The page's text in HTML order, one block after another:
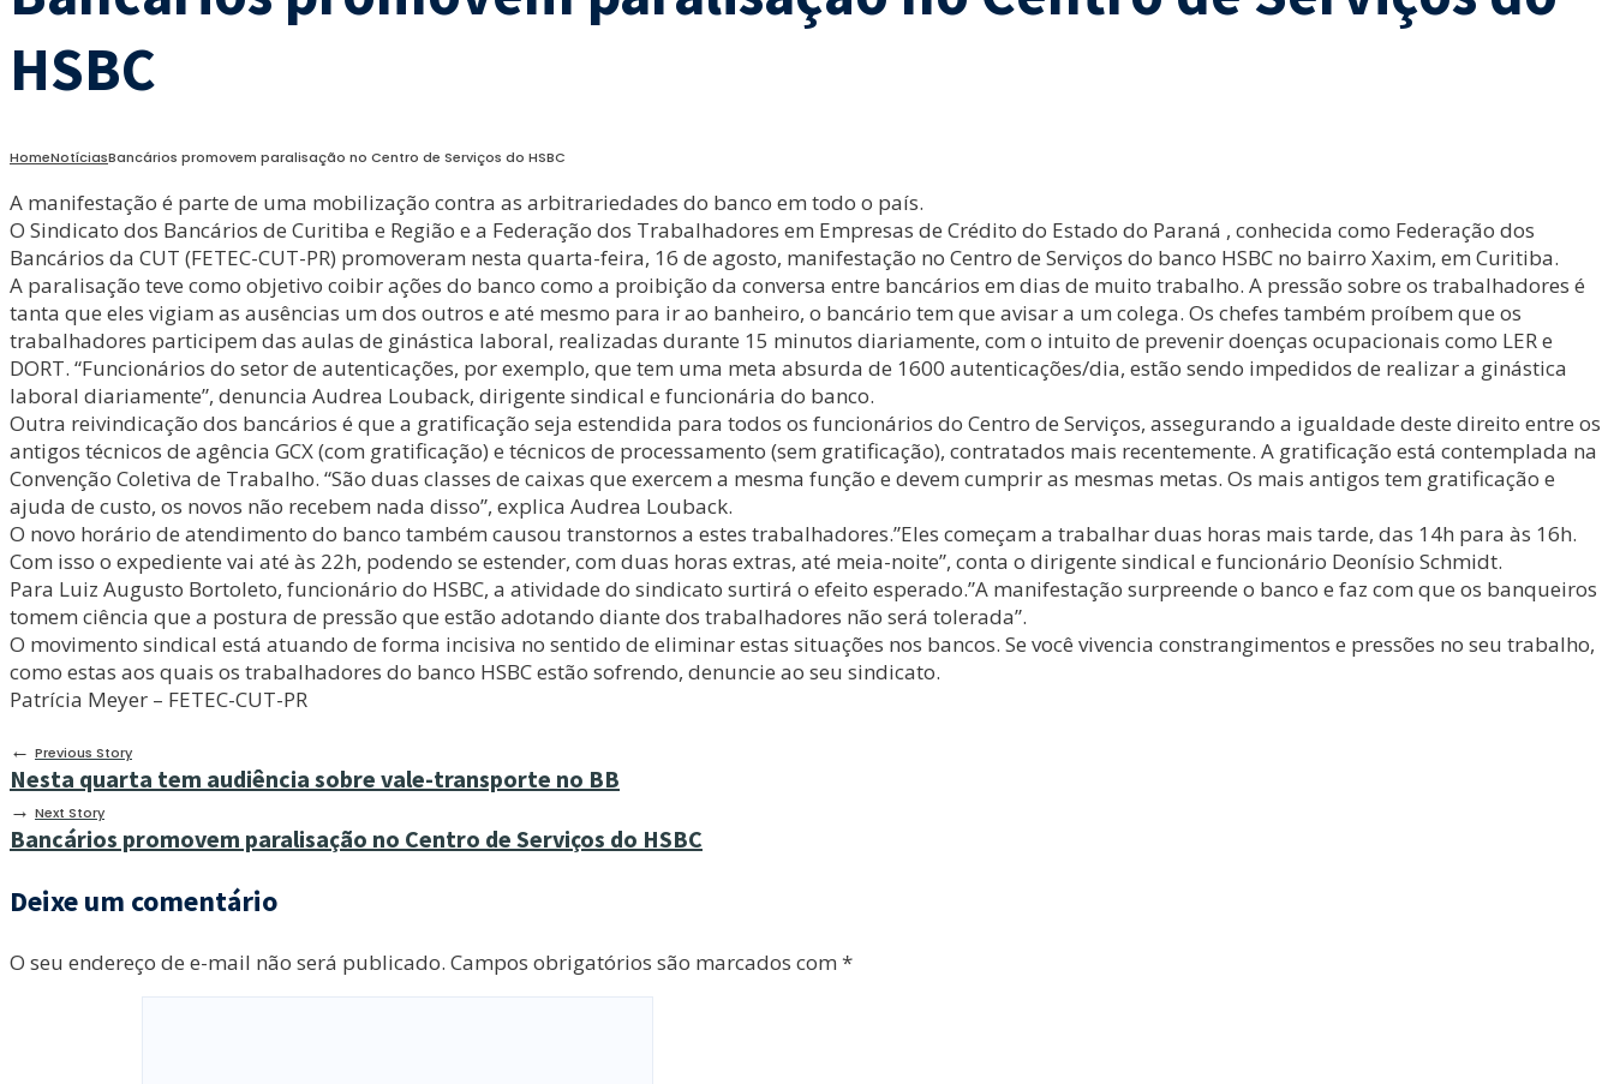
HSBC
HomeNotíciasBancários promovem paralisação no Centro de Serviços do HSBC
A manifestação é parte de uma mobilização contra as arbitrariedades do banco em todo o país.
O Sindicato dos Bancários de Curitiba e Região e a Federação dos Trabalhadores em Empresas de Crédito do Estado do Paraná , conhecida como Federação dos
Bancários da CUT (FETEC-CUT-PR) promoveram nesta quarta-feira, 16 de agosto, manifestação no Centro de Serviços do banco HSBC no bairro Xaxim, em Curitiba.
A paralisação teve como objetivo coibir ações do banco como a proibição da conversa entre bancários em dias de muito trabalho. A pressão sobre os trabalhadores é
tanta que eles vigiam as ausências um dos outros e até mesmo para ir ao banheiro, o bancário tem que avisar a um colega. Os chefes também proíbem que os
trabalhadores participem das aulas de ginástica laboral, realizadas durante 15 minutos diariamente, com o intuito de prevenir doenças ocupacionais como LER e
DORT. “Funcionários do setor de autenticações, por exemplo, que tem uma meta absurda de 1600 autenticações/dia, estão sendo impedidos de realizar a ginástica
laboral diariamente”, denuncia Audrea Louback, dirigente sindical e funcionária do banco.
Outra reivindicação dos bancários é que a gratificação seja estendida para todos os funcionários do Centro de Serviços, assegurando a igualdade deste direito entre os
antigos técnicos de agência GCX (com gratificação) e técnicos de processamento (sem gratificação), contratados mais recentemente. A gratificação está contemplada na
Convenção Coletiva de Trabalho. “São duas classes de caixas que exercem a mesma função e devem cumprir as mesmas metas. Os mais antigos tem gratificação e
ajuda de custo, os novos não recebem nada disso”, explica Audrea Louback.
O novo horário de atendimento do banco também causou transtornos a estes trabalhadores.”Eles começam a trabalhar duas horas mais tarde, das 14h para às 16h.
Com isso o expediente vai até às 22h, podendo se estender, com duas horas extras, até meia-noite”, conta o dirigente sindical e funcionário Deonísio Schmidt.
Para Luiz Augusto Bortoleto, funcionário do HSBC, a atividade do sindicato surtirá o efeito esperado.”A manifestação surpreende o banco e faz com que os banqueiros
tomem ciência que a postura de pressão que estão adotando diante dos trabalhadores não será tolerada”.
O movimento sindical está atuando de forma incisiva no sentido de eliminar estas situações nos bancos. Se você vivencia constrangimentos e pressões no seu trabalho,
como estas aos quais os trabalhadores do banco HSBC estão sofrendo, denuncie ao seu sindicato.
Patrícia Meyer – FETEC-CUT-PR
← Previous Story
Nesta quarta tem audiência sobre vale-transporte no BB
→ Next Story
Bancários promovem paralisação no Centro de Serviços do HSBC
Deixe um comentário
O seu endereço de e-mail não será publicado. Campos obrigatórios são marcados com *